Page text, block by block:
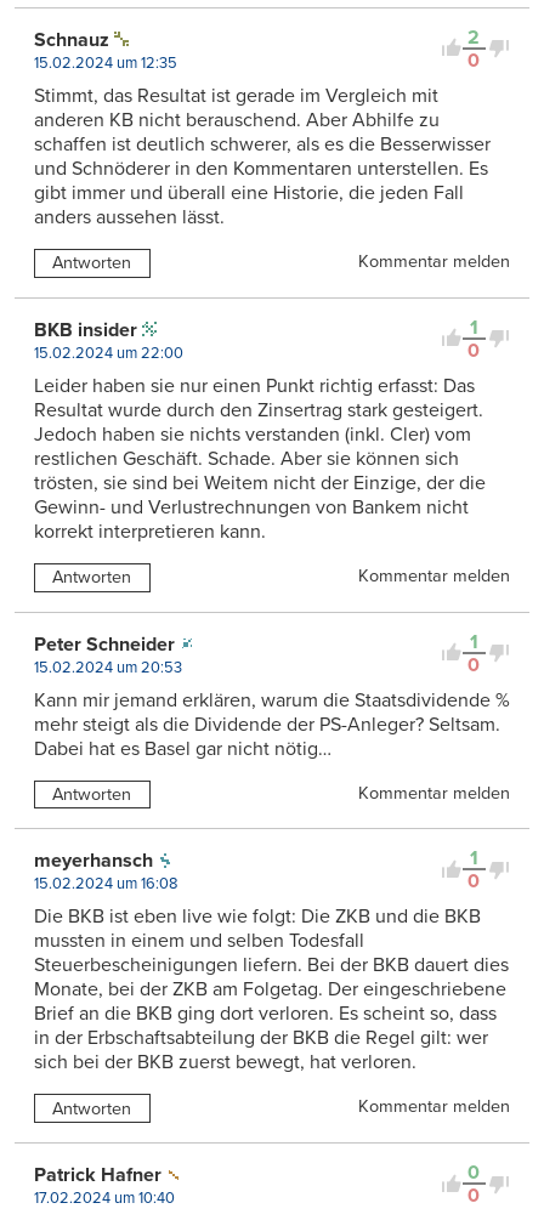
2
0
Schnauz
15.02.2024 um 12:35
Stimmt, das Resultat ist gerade im Vergleich mit
anderen KB nicht berauschend. Aber Abhilfe zu
schaffen ist deutlich schwerer, als es die Besserwisser
und Schnöderer in den Kommentaren unterstellen. Es
gibt immer und überall eine Historie, die jeden Fall
anders aussehen lässt.
Antworten Kommentar melden
1
0
BKB insider
15.02.2024 um 22:00
Leider haben sie nur einen Punkt richtig erfasst: Das
Resultat wurde durch den Zinsertrag stark gesteigert.
Jedoch haben sie nichts verstanden (inkl. Cler) vom
restlichen Geschäft. Schade. Aber sie können sich
trösten, sie sind bei Weitem nicht der Einzige, der die
Gewinn- und Verlustrechnungen von Bankem nicht
korrekt interpretieren kann.
Antworten Kommentar melden
1
0
Peter Schneider
15.02.2024 um 20:53
Kann mir jemand erklären, warum die Staatsdividende %
mehr steigt als die Dividende der PS-Anleger? Seltsam.
Dabei hat es Basel gar nicht nötig…
Antworten Kommentar melden
1
0
meyerhansch
15.02.2024 um 16:08
Die BKB ist eben live wie folgt: Die ZKB und die BKB
mussten in einem und selben Todesfall
Steuerbescheinigungen liefern. Bei der BKB dauert dies
Monate, bei der ZKB am Folgetag. Der eingeschriebene
Brief an die BKB ging dort verloren. Es scheint so, dass
in der Erbschaftsabteilung der BKB die Regel gilt: wer
sich bei der BKB zuerst bewegt, hat verloren.
Antworten Kommentar melden
0
0
Patrick Hafner
17.02.2024 um 10:40